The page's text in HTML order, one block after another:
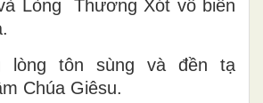
Lòng Thương Xót vô biên
lòng tôn sùng và đền tạ
Chúa Giêsu.